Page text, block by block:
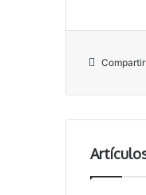
Compartir